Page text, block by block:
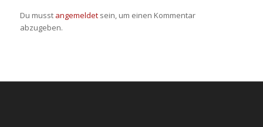
Du musst angemeldetsein, um einen Kommentar
abzugeben.